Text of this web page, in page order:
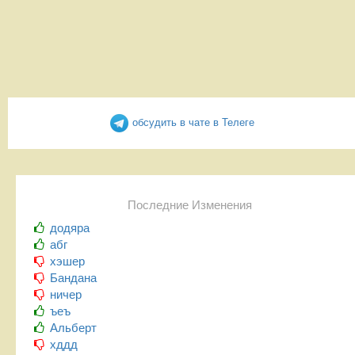
обсудить в чате в Телеге
Последние Изменения
додяра
абг
хэшер
Бандана
ничер
ъеъ
Альберт
хддд